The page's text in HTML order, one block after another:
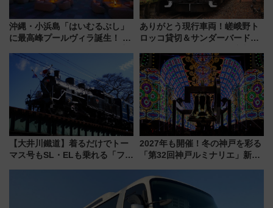
沖縄・小浜島「はいむるぶし」
に最高峰プールヴィラ誕生！ 石
美旅「何もしない贅沢」を体験
してみない？
ありがとう現行車両！嵯峨野ト
ロッコ貸切＆サンダーバードレ
斉藤雪乃＆福原トシヒロと行
く！9月13日「京都の鉄道満喫
ツアー」開催
【大井川鐵道】着るだけでトー
マス号もSL・ELも乗れる「フリ
2027年も開催！冬の神戸を彩る
「第32回神戸ルミナリエ」新た
記憶を次世代へ